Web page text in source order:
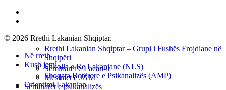
© 2026 Rrethi Lakanian Shqiptar.
Close
Menu
Në rreth
Kush jemi
Rrethi Lakanian Shqiptar – Grupi i Fushës Frojdiane në
Shqipëri
Shkolla e Re Lakaniane (NLS)
Shoqata Botërore e Psikanalizës (AMP)
Orientimi Lakanian
Seminaret e Lacan-it
Mësimet e JAM
Seminaret e psikanalizës